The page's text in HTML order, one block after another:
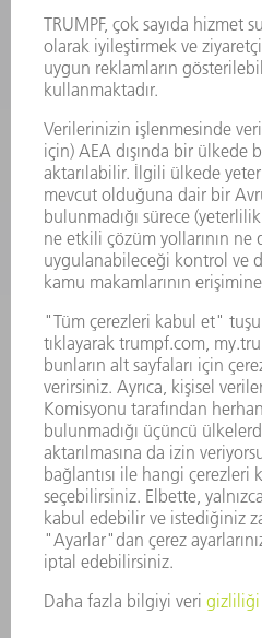
ELEKTRIKLI ALETLER
SMART FACTORY
YAZILIM
SERVISLER
UYGULAMALAR
SEKTÖRLER
ŞIRKET
KARIYER
SUNULAN POZISYONLAR
ŞIRKET PROFILI
YÖNETIM
FAALIYET RAPORU
ŞIRKET PRENSIPLERI
MEVZUATLARA UYUM
BILDIRIM SISTEMI
GÜVENLIK
BASIN BÜLTENLERI
DERGILER
SÜRDÜRÜLEBILIRLIK
ÇEVRE VE IKLIM
SOSYAL VE TOPLUMSAL KONULAR
ŞIRKET YÖNETIMI